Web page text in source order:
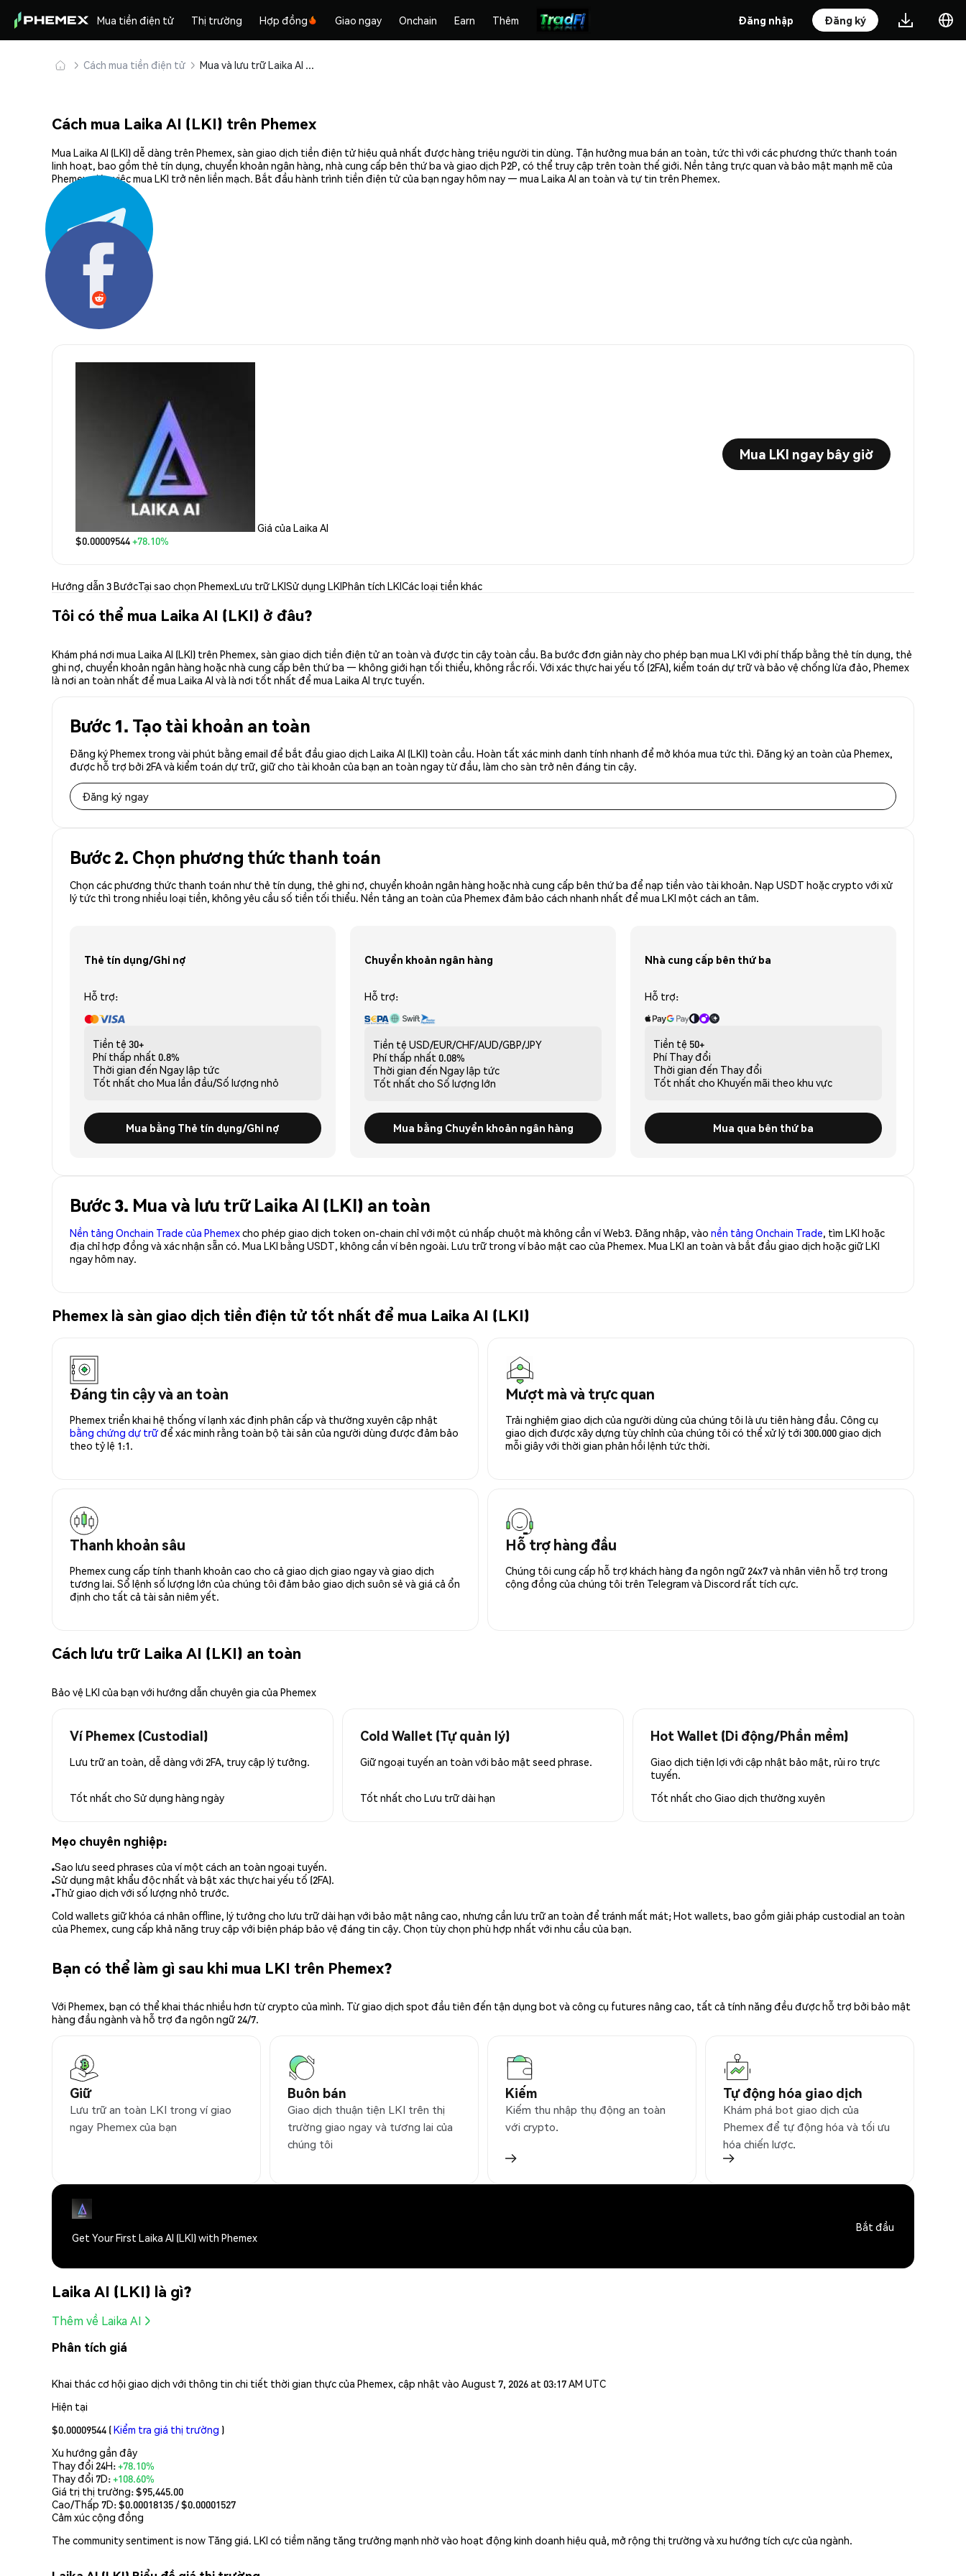
Mua tiền điện tử Thị trường Hợp đồng Giao ngay Onchain Earn Thêm Đăng nhập Đăng ký
Cách mua tiền điện tử Mua và lưu trữ Laika AI (LKI) an toàn
Cách mua Laika AI (LKI) trên Phemex
Mua Laika AI (LKI) dễ dàng trên Phemex, sàn giao dịch tiền điện tử hiệu quả nhất được hàng triệu người tin dùng. Tận hưởng mua bán an toàn, tức thì với các phương thức thanh toán
linh hoạt, bao gồm thẻ tín dụng, chuyển khoản ngân hàng, nhà cung cấp bên thứ ba và giao dịch P2P, có thể truy cập trên toàn thế giới. Nền tảng trực quan và bảo mật mạnh mẽ của
Phemex giúp việc mua LKI trở nên liền mạch. Bắt đầu hành trình tiền điện tử của bạn ngay hôm nay — mua Laika AI an toàn và tự tin trên Phemex.
Chia sẻ:
Giá của Laika AI
$0.00009544+78.10%
Mua LKI ngay bây giờ
Hướng dẫn 3 BướcTại sao chọn PhemexLưu trữ LKISử dụng LKIPhân tích LKICác loại tiền khác
Tôi có thể mua Laika AI (LKI) ở đâu?
Khám phá nơi mua Laika AI (LKI) trên Phemex, sàn giao dịch tiền điện tử an toàn và được tin cậy toàn cầu. Ba bước đơn giản này cho phép bạn mua LKI với phí thấp bằng thẻ tín dụng, thẻ
ghi nợ, chuyển khoản ngân hàng hoặc nhà cung cấp bên thứ ba — không giới hạn tối thiểu, không rắc rối. Với xác thực hai yếu tố (2FA), kiểm toán dự trữ và bảo vệ chống lừa đảo, Phemex
là nơi an toàn nhất để mua Laika AI và là nơi tốt nhất để mua Laika AI trực tuyến.
Bước 1. Tạo tài khoản an toàn
Đăng ký Phemex trong vài phút bằng email để bắt đầu giao dịch Laika AI (LKI) toàn cầu. Hoàn tất xác minh danh tính nhanh để mở khóa mua tức thì. Đăng ký an toàn của Phemex,
được hỗ trợ bởi 2FA và kiểm toán dự trữ, giữ cho tài khoản của bạn an toàn ngay từ đầu, làm cho sàn trở nên đáng tin cậy.
Đăng ký ngay
Bước 2. Chọn phương thức thanh toán
Chọn các phương thức thanh toán như thẻ tín dụng, thẻ ghi nợ, chuyển khoản ngân hàng hoặc nhà cung cấp bên thứ ba để nạp tiền vào tài khoản. Nạp USDT hoặc crypto với xử
lý tức thì trong nhiều loại tiền, không yêu cầu số tiền tối thiểu. Nền tảng an toàn của Phemex đảm bảo cách nhanh nhất để mua LKI một cách an tâm.
Thẻ tín dụng/Ghi nợ
Hỗ trợ:
Tiền tệ 30+
Phí thấp nhất 0.8%
Thời gian đến Ngay lập tức
Tốt nhất cho Mua lần đầu/Số lượng nhỏ
Mua bằng Thẻ tín dụng/Ghi nợ
Chuyển khoản ngân hàng
Hỗ trợ:
Tiền tệ USD/EUR/CHF/AUD/GBP/JPY
Phí thấp nhất 0.08%
Thời gian đến Ngay lập tức
Tốt nhất cho Số lượng lớn
Mua bằng Chuyển khoản ngân hàng
Nhà cung cấp bên thứ ba
Hỗ trợ:
Tiền tệ 50+
Phí Thay đổi
Thời gian đến Thay đổi
Tốt nhất cho Khuyến mãi theo khu vực
Mua qua bên thứ ba
Bước 3. Mua và lưu trữ Laika AI (LKI) an toàn
Nền tảng Onchain Trade của Phemexcho phép giao dịch token on-chain chỉ với một cú nhấp chuột mà không cần ví Web3. Đăng nhập, vào nền tảng Onchain Trade, tìm LKI hoặc
địa chỉ hợp đồng và xác nhận sẵn có. Mua LKI bằng USDT, không cần ví bên ngoài. Lưu trữ trong ví bảo mật cao của Phemex. Mua LKI an toàn và bắt đầu giao dịch hoặc giữ LKI
ngay hôm nay.
Phemex là sàn giao dịch tiền điện tử tốt nhất để mua Laika AI (LKI)
Đáng tin cậy và an toàn
Phemex triển khai hệ thống ví lạnh xác định phân cấp và thường xuyên cập nhật
bằng chứng dự trữđể xác minh rằng toàn bộ tài sản của người dùng được đảm bảo
theo tỷ lệ 1:1.
Mượt mà và trực quan
Trải nghiệm giao dịch của người dùng của chúng tôi là ưu tiên hàng đầu. Công cụ
giao dịch được xây dựng tùy chỉnh của chúng tôi có thể xử lý tới 300.000 giao dịch
mỗi giây với thời gian phản hồi lệnh tức thời.
Thanh khoản sâu
Phemex cung cấp tính thanh khoản cao cho cả giao dịch giao ngay và giao dịch
tương lai. Sổ lệnh số lượng lớn của chúng tôi đảm bảo giao dịch suôn sẻ và giá cả ổn
định cho tất cả tài sản niêm yết.
Hỗ trợ hàng đầu
Chúng tôi cung cấp hỗ trợ khách hàng đa ngôn ngữ 24x7 và nhân viên hỗ trợ trong
cộng đồng của chúng tôi trên Telegram và Discord rất tích cực.
Cách lưu trữ Laika AI (LKI) an toàn
Bảo vệ LKI của bạn với hướng dẫn chuyên gia của Phemex
Ví Phemex (Custodial)
Lưu trữ an toàn, dễ dàng với 2FA, truy cập lý tưởng.
Tốt nhất cho Sử dụng hàng ngày
Cold Wallet (Tự quản lý)
Giữ ngoại tuyến an toàn với bảo mật seed phrase.
Tốt nhất cho Lưu trữ dài hạn
Hot Wallet (Di động/Phần mềm)
Giao dịch tiện lợi với cập nhật bảo mật, rủi ro trực
tuyến.
Tốt nhất cho Giao dịch thường xuyên
Mẹo chuyên nghiệp:
Sao lưu seed phrases của ví một cách an toàn ngoại tuyến.
Sử dụng mật khẩu độc nhất và bật xác thực hai yếu tố (2FA).
Thử giao dịch với số lượng nhỏ trước.
Cold wallets giữ khóa cá nhân offline, lý tưởng cho lưu trữ dài hạn với bảo mật nâng cao, nhưng cần lưu trữ an toàn để tránh mất mát; Hot wallets, bao gồm giải pháp custodial an toàn
của Phemex, cung cấp khả năng truy cập với biện pháp bảo vệ đáng tin cậy. Chọn tùy chọn phù hợp nhất với nhu cầu của bạn.
Bạn có thể làm gì sau khi mua LKI trên Phemex?
Với Phemex, bạn có thể khai thác nhiều hơn từ crypto của mình. Từ giao dịch spot đầu tiên đến tận dụng bot và công cụ futures nâng cao, tất cả tính năng đều được hỗ trợ bởi bảo mật
hàng đầu ngành và hỗ trợ đa ngôn ngữ 24/7.
Giữ
Lưu trữ an toàn LKI trong ví giao
ngay Phemex của bạn
Buôn bán
Giao dịch thuận tiện LKI trên thị
trường giao ngay và tương lai của
chúng tôi
Kiếm
Kiếm thu nhập thụ động an toàn
với crypto.
Tự động hóa giao dịch
Khám phá bot giao dịch của
Phemex để tự động hóa và tối ưu
hóa chiến lược.
Get Your First Laika AI (LKI) with Phemex
Bắt đầu
Laika AI (LKI) là gì?
Thêm về Laika AI
Phân tích giá
Khai thác cơ hội giao dịch với thông tin chi tiết thời gian thực của Phemex, cập nhật vào August 7, 2026 at 03:17 AM UTC
Hiện tại
$0.00009544 (Kiểm tra giá thị trường )
Xu hướng gần đây
Thay đổi 24H:+78.10%
Thay đổi 7D:+108.60%
Giá trị thị trường:$95,445.00
Cao/Thấp 7D: $0.00018135/ $0.00001527
Cảm xúc cộng đồng
The community sentiment is now Tăng giá. LKI có tiềm năng tăng trưởng mạnh nhờ vào hoạt động kinh doanh hiệu quả, mở rộng thị trường và xu hướng tích cực của ngành.